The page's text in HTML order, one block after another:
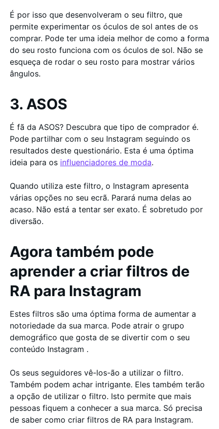
É por isso que desenvolveram o seu filtro, que
permite experimentar os óculos de sol antes de os
comprar. Pode ter uma ideia melhor de como a forma
do seu rosto funciona com os óculos de sol. Não se
esqueça de rodar o seu rosto para mostrar vários
ângulos.
3. ASOS
É fã da ASOS? Descubra que tipo de comprador é.
Pode partilhar com o seu Instagram seguindo os
resultados deste questionário. Esta é uma óptima
ideia para os influenciadores de moda.
Quando utiliza este filtro, o Instagram apresenta
várias opções no seu ecrã. Parará numa delas ao
acaso. Não está a tentar ser exato. É sobretudo por
diversão.
Agora também pode
aprender a criar filtros de
RA para Instagram
Estes filtros são uma óptima forma de aumentar a
notoriedade da sua marca. Pode atrair o grupo
demográfico que gosta de se divertir com o seu
conteúdo Instagram .
Os seus seguidores vê-los-ão a utilizar o filtro.
Também podem achar intrigante. Eles também terão
a opção de utilizar o filtro. Isto permite que mais
pessoas fiquem a conhecer a sua marca. Só precisa
de saber como criar filtros de RA para Instagram.